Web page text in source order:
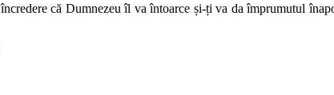
că Dumnezeu îl va întoarce și-ți va da împrumutul